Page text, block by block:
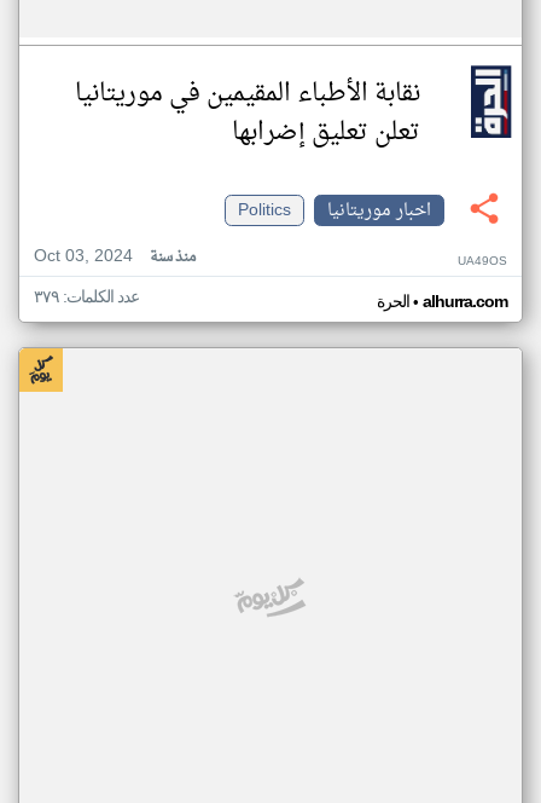
نقابة الأطباء المقيمين في موريتانيا
تعلن تعليق إضرابها
اخبار موريتانيا
Politics
Oct 03, 2024
منذ سنة UA49OS
الحرة• alhurra.com عدد الكلمات: ٣٧٩